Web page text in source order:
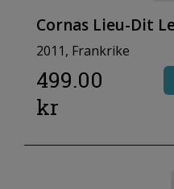
Cornas Lieu-Dit
2011, Frankrike
499.00
kr